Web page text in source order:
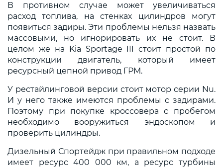
В противном случае может увеличиваться
расход топлива, на стенках цилиндров могут
появиться задиры. Эти проблемы нельзя назвать
массовыми, но игнорировать их не стоит. В
целом же на Kia Sportage III стоит простой по
конструкции двигатель, который имеет
ресурсный цепной привод ГРМ.
У рестайлинговой версии стоит мотор серии Nu.
И у него также имеются проблемы с задирами.
Поэтому при покупке кроссовера с пробегом
необходимо вооружиться эндоскопом и
проверить цилиндры.
Дизельный Спортейдж при правильном подходе
имеет ресурс 400 000 км, а ресурс турбины